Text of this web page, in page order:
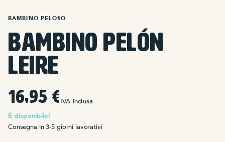
BAMBINO PELOSO
Bambino Pelón
Leire
16,95 €IVA inclusa
È disponibile!
Consegna in 3-5 giorni lavorativi